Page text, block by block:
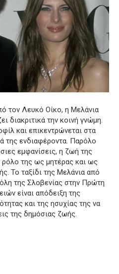
τον Λευκό Οίκο, η Μελάνια
διακριτικά την κοινή γνώμη.
και επικεντρώνεται στα
της ενδιαφέροντα. Παρόλο
εμφανίσεις, η ζωή της
ρόλο της ως μητέρας και ως
Το ταξίδι της Μελάνια από
της Σλοβενίας στην Πρώτη
είναι απόδειξη της
και της ησυχίας της να
της δημόσιας ζωής.